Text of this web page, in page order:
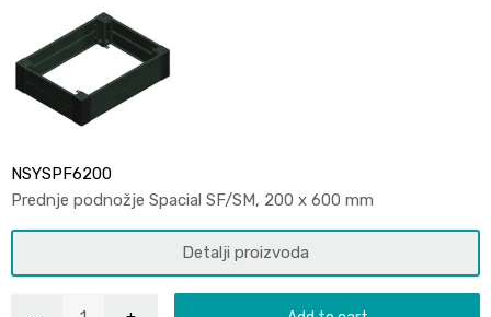
NSYSPF6200
Prednje podnožje Spacial SF/SM, 200 x 600 mm
Detalji proizvoda